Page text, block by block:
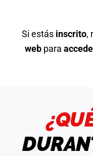
Si estás inscrito,
webpara